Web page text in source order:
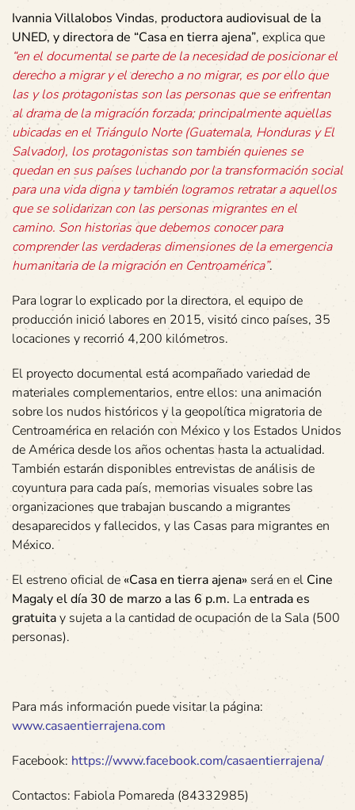
Ivannia Villalobos Vindas, productora audiovisual de la
UNED, y directora de “Casa en tierra ajena”, explica que
“en el documental se parte de la necesidad de posicionar el
derecho a migrar y el derecho a no migrar, es por ello que
las y los protagonistas son las personas que se enfrentan
al drama de la migración forzada; principalmente aquellas
ubicadas en el Triángulo Norte (Guatemala, Honduras y El
Salvador), los protagonistas son también quienes se
quedan en sus países luchando por la transformación social
para una vida digna y también logramos retratar a aquellos
que se solidarizan con las personas migrantes en el
camino. Son historias que debemos conocer para
comprender las verdaderas dimensiones de la emergencia
humanitaria de la migración en Centroamérica”.
Para lograr lo explicado por la directora, el equipo de
producción inició labores en 2015, visitó cinco países, 35
locaciones y recorrió 4,200 kilómetros.
El proyecto documental está acompañado variedad de
materiales complementarios, entre ellos: una animación
sobre los nudos históricos y la geopolítica migratoria de
Centroamérica en relación con México y los Estados Unidos
de América desde los años ochentas hasta la actualidad.
También estarán disponibles entrevistas de análisis de
coyuntura para cada país, memorias visuales sobre las
organizaciones que trabajan buscando a migrantes
desaparecidos y fallecidos, y las Casas para migrantes en
México.
El estreno oficial de «Casa en tierra ajena» será en el Cine
Magaly el día 30 de marzo a las 6 p.m. Laentrada es
gratuitay sujeta a la cantidad de ocupación de la Sala (500
personas).
Para más información puede visitar la página:
www.casaentierrajena.com
Facebook: https://www.facebook.com/casaentierrajena/
Contactos: Fabiola Pomareda (84332985)